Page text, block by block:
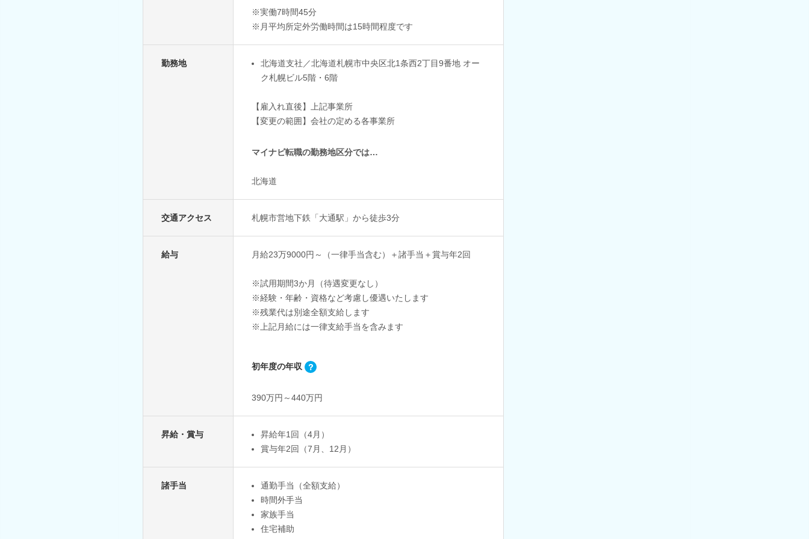
※実働7時間45分
※月平均所定外労働時間は15時間程度です
勤務地
北海道支社／北海道札幌市中央区北1条西2丁目9番地 オー
ク札幌ビル5階・6階
【雇入れ直後】上記事業所
【変更の範囲】会社の定める各事業所
マイナビ転職の勤務地区分では…
北海道
交通アクセス 札幌市営地下鉄「大通駅」から徒歩3分
給与 月給23万9000円～（一律手当含む）＋諸手当＋賞与年2回
※試用期間3か月（待遇変更なし）
※経験・年齢・資格など考慮し優遇いたします
※残業代は別途全額支給します
※上記月給には一律支給手当を含みます
初年度の年収
390万円～440万円
昇給・賞与
昇給年1回（4月）
賞与年2回（7月、12月）
諸手当
通勤手当（全額支給）
時間外手当
家族手当
住宅補助